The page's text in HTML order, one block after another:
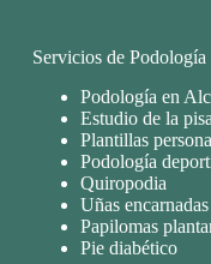
Servicios de Podología
Podología en
Estudio de la
Plantillas
Podología
Quiropodia
Uñas encarnadas
Papilomas
Pie diabético